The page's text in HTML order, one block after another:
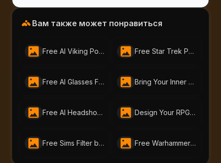
Вам также может понравиться
Free AI Viking Portrait Generator | ai-portraits.org Free Star Trek Portrait AI Generator – Create Custom Avatars
Free AI Glasses Filter by AI Portraits – Instantly Try On Glasses Online Bring Your Inner Hero to Life: Free AI Superhero Generator by AI-Portraits.org
Free AI Headshot Generator by AI Portraits – Create Professional Photos Instantly Design Your RPG Character with AI-Portraits.org’s Free RPG Maker
Free Sims Filter by AI-Portraits.org – Turn Me Into a Sim in Seconds Free Warhammer 40K Image Generator: Craft Unique Warhammer Portraits with AI-Portraits.org